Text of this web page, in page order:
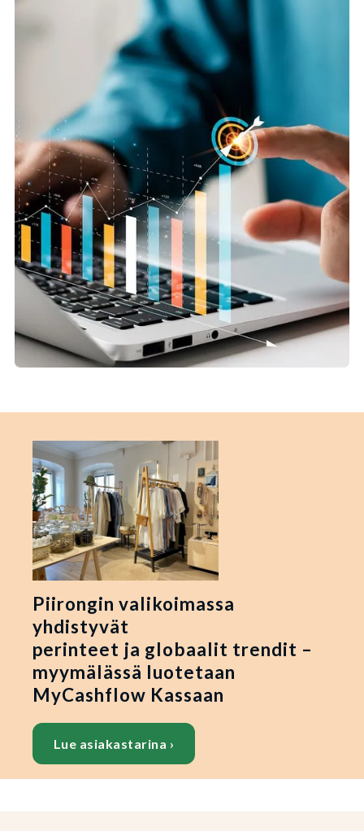
Piirongin valikoimassa
yhdistyvät
perinteet ja globaalit trendit –
myymälässä luotetaan
MyCashflow Kassaan
Lue asiakastarina ›